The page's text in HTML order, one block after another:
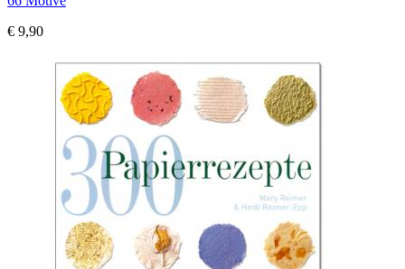
€ 9,90